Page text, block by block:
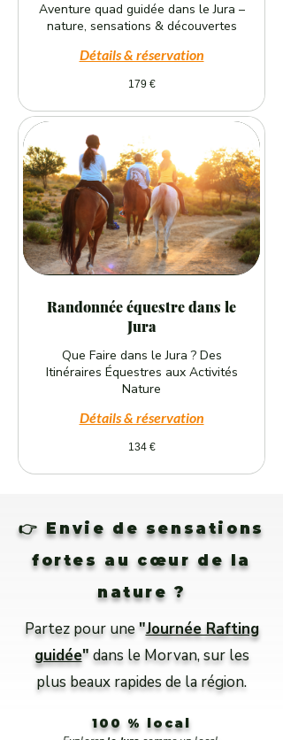
Aventure quad guidée dans le Jura –
nature, sensations & découvertes
Détails & réservation
179 €
Randonnée équestre dans le
Jura
Que Faire dans le Jura ? Des
Itinéraires Équestres aux Activités
Nature
Détails & réservation
134 €
👉 Envie de sensations
fortes au cœur de la
nature ?
Partez pour une"Journée Rafting
guidée" dans le Morvan, sur les
plus beaux rapides de la région.
100 % local